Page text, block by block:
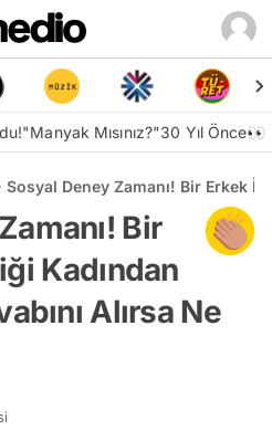
"Manyak Mısınız?"30 Yıl Önce👀
Sosyal Deney Zamanı! Bir Erkek
Bir
Kadından
Alırsa Ne